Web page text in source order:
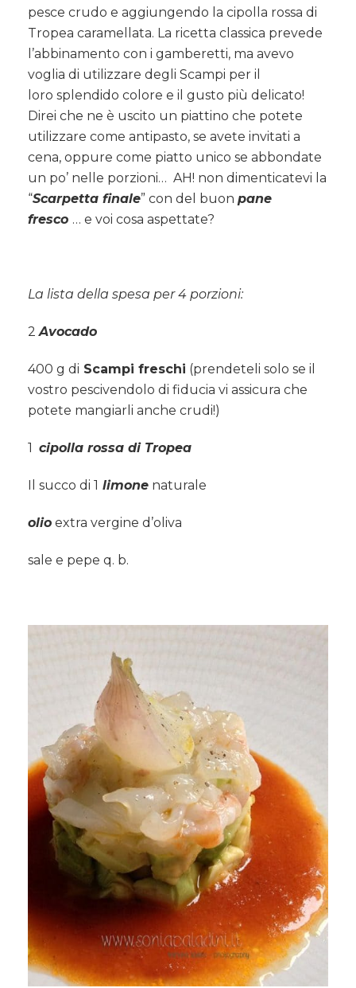
pesce crudo e aggiungendo la cipolla rossa di
Tropea caramellata. La ricetta classica prevede
l’abbinamento con i gamberetti, ma avevo
voglia di utilizzare degli Scampi per il
loro splendido colore e il gusto più delicato!
Direi che ne è uscito un piattino che potete
utilizzare come antipasto, se avete invitati a
cena, oppure come piatto unico se abbondate
un po’ nelle porzioni… AH! non dimenticatevi la
“Scarpetta finale” con del buon pane
fresco … e voi cosa aspettate?
La lista della spesa per 4 porzioni:
2Avocado
400 g di Scampi freschi (prendeteli solo se il
vostro pescivendolo di fiducia vi assicura che
potete mangiarli anche crudi!)
1 cipolla rossa di Tropea
Il succo di 1 limone naturale
olio extra vergine d’oliva
sale e pepe q. b.